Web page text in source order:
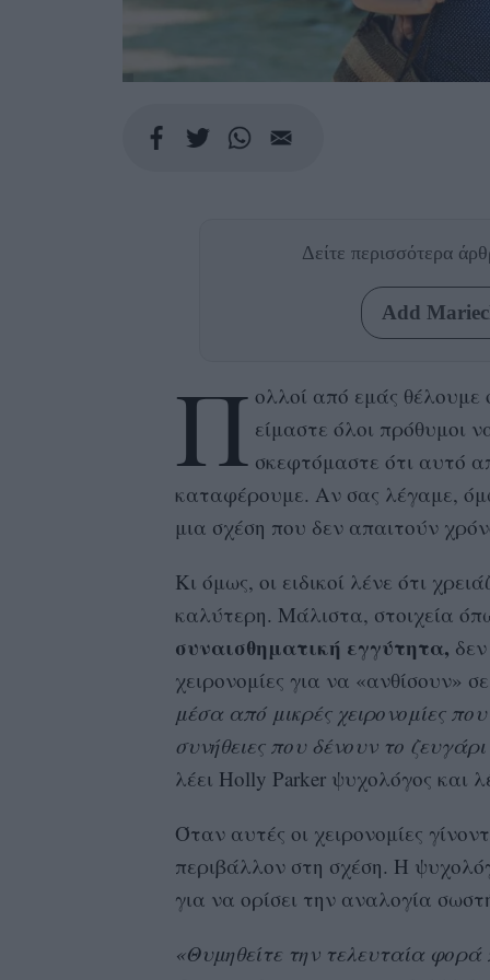
Δείτε περισσότερα
Add
Π ολλοί από εμάς θέλουμε
είμαστε όλοι πρόθυμοι
σκεφτόμαστε ότι αυτό
καταφέρουμε. Αν σας λέγαμε,
μια σχέση που δεν απαιτούν
Κι όμως, οι ειδικοί λένε ότι
καλύτερη. Μάλιστα, στοιχεία
συναισθηματική εγγύτητα,
χειρονομίες για να «ανθίσουν»
μέσα από μικρές χειρονομίες
συνήθειες που δένουν το
λέει Holly Parker ψυχολόγος και
Όταν αυτές οι χειρονομίες
περιβάλλον στη σχέση. Η
για να ορίσει την αναλογία
«Θυμηθείτε την τελευταία